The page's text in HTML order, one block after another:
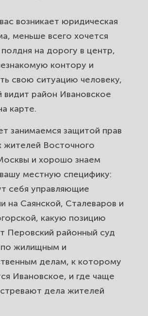
и коллекторов для
Ивановского. Снимем
с недвижимостью и споры
в районе
споры для жителей
незаконное
и невыплата зарплаты.
прав потребителей для
Ивановского. Вернём
за товар и некачественную
для жителей
Защитим границы и
собственности.
госорганами и
возникает юридическая
меньше всего хочется
полдня на дорогу в центр,
контору и
свою ситуацию человеку,
видит район Ивановское
карте.
занимаемся защитой прав
жителей Восточного
и хорошо знаем
местную специфику:
себя управляющие
на Саянской, Сталеваров и
какую позицию
Перовский районный суд
жилищным и
делам, к которому
Ивановское, и где чаще
дела жителей